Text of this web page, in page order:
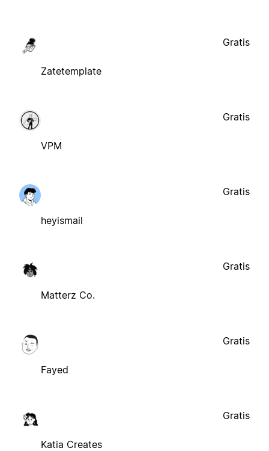
Zatetemplate
Gratis
VPM
Gratis
heyismail
Gratis
Matterz Co.
Gratis
Fayed
Gratis
Katia Creates
Gratis